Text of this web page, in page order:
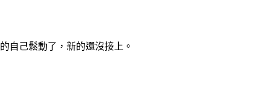
自己鬆動了，新的還沒接上。